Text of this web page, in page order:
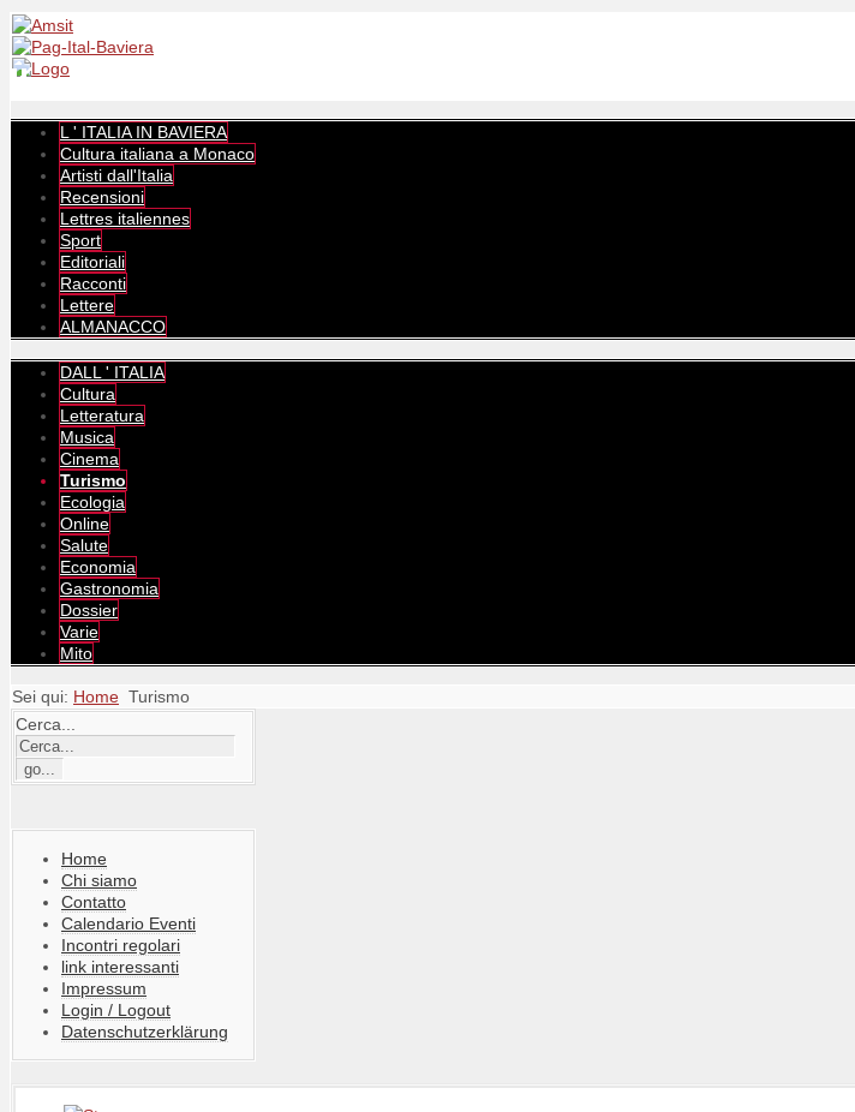
L ' ITALIA IN BAVIERA
Cultura italiana a Monaco
Artisti dall'Italia
Recensioni
Lettres italiennes
Sport
Editoriali
Racconti
Lettere
ALMANACCO
DALL ' ITALIA
Cultura
Letteratura
Musica
Cinema
Turismo
Ecologia
Online
Salute
Economia
Gastronomia
Dossier
Varie
Mito
Sei qui: Home Turismo
Cerca...
Home
Chi siamo
Contatto
Calendario Eventi
Incontri regolari
link interessanti
Impressum
Login / Logout
Datenschutzerklärung